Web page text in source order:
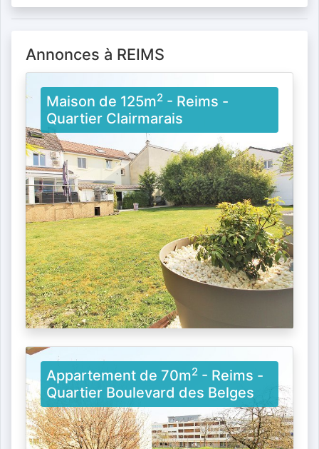
Annonces à REIMS
Maison de 125m2 - Reims -
Quartier Clairmarais
Appartement de 70m2 - Reims -
Quartier Boulevard des Belges